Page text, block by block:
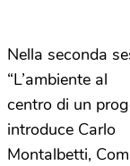
Nella seconda
“L’ambiente al
centro di un
introduce Carlo
Montalbetti,